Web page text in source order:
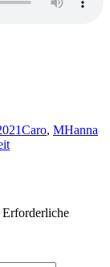
Caro, MHanna
Erforderliche